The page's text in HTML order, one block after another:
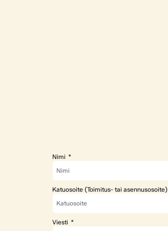
Nimi
Katuosoite (Toimitus- tai asennusosoite)
Viesti